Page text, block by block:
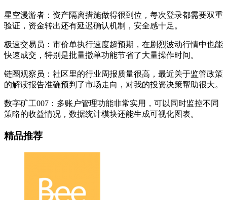
星空漫游者：资产隔离措施做得很到位，每次登录都需要双重
验证，资金转出还有延迟确认机制，安全感十足。
极速交易员：市价单执行速度超预期，在剧烈波动行情中也能
快速成交，特别是批量撤单功能节省了大量操作时间。
链圈观察员：社区里的行业周报质量很高，最近关于监管政策
的解读报告准确预判了市场走向，对我的投资决策帮助很大。
数字矿工007：多账户管理功能非常实用，可以同时监控不同
策略的收益情况，数据统计模块还能生成可视化图表。
精品推荐